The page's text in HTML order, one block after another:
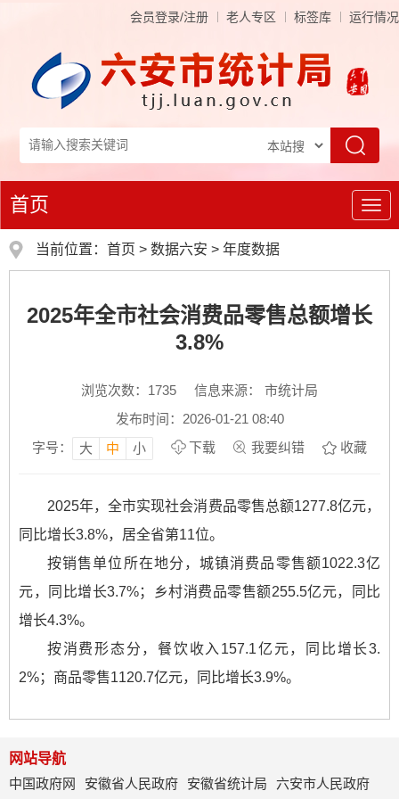
会员登录/注册 老人专区 标签库 运行情况
导
航
首页
当前位置： 首页 > 数据六安 > 年度数据
2025年全市社会消费品零售总额增长
3.8%
浏览次数： 1735
信息来源： 市统计局
发布时间：2026-01-21 08:40
字号：
大 中 小 下载 我要纠错 收藏
2025年，全市实现社会消费品零售总额1277.8亿元，
同比增长3.8%，居全省第11位。
按销售单位所在地分，城镇消费品零售额1022.3亿
元，同比增长3.7%；乡村消费品零售额255.5亿元，同比
增长4.3%。
按消费形态分，餐饮收入157.1亿元，同比增长3.
2%；商品零售1120.7亿元，同比增长3.9%。
网站导航
中国政府网
安徽省人民政府 安徽省统计局 六安市人民政府